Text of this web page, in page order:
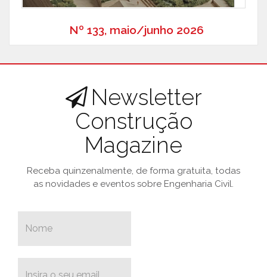
Nº 133, maio/junho 2026
Newsletter
Construção
Magazine
Receba quinzenalmente, de forma gratuita, todas
as novidades e eventos sobre Engenharia Civil.